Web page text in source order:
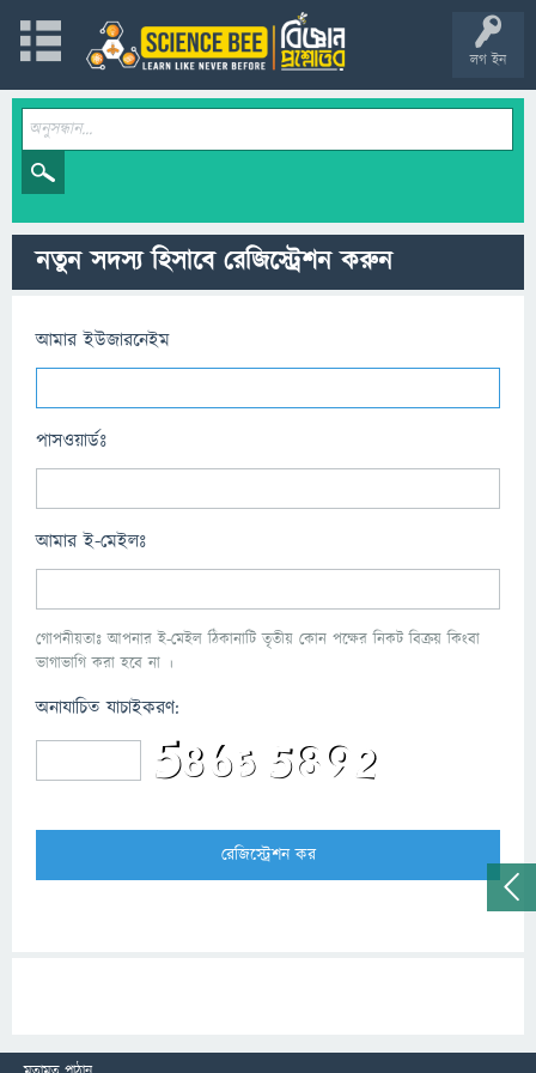
লগ ইন
নতুন সদস্য হিসাবে রেজিস্ট্রেশন করুন
আমার ইউজারনেইম
পাসওয়ার্ডঃ
আমার ই-মেইলঃ
গোপনীয়তাঃ আপনার ই-মেইল ঠিকানাটি তৃতীয় কোন পক্ষের নিকট বিক্রয় কিংবা
ভাগাভাগি করা হবে না ।
অনাযাচিত যাচাইকরণ: